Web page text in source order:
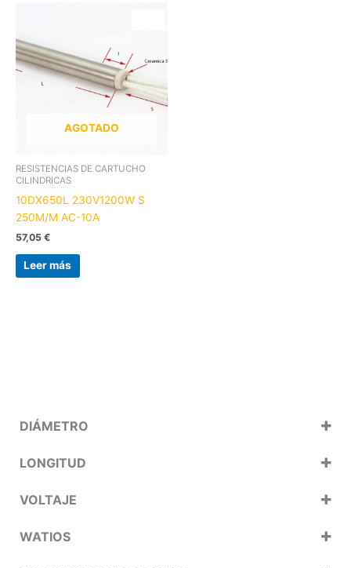
DIÁMETRO
LONGITUD
VOLTAJE
WATIOS
AGOTADO
RESISTENCIAS DE CARTUCHO
CILINDRICAS
10DX650L 230V1200W S
250M/M AC-10A
57,05 €
Leer más